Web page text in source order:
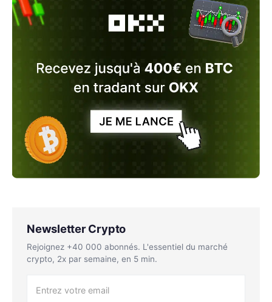
Newsletter Crypto
Rejoignez +40 000 abonnés. L'essentiel du marché
crypto, 2x par semaine, en 5 min.